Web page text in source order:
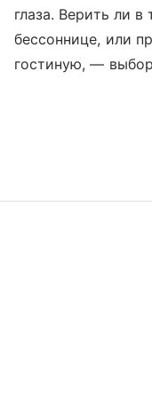
глаза. Верить ли
бессоннице, или
гостиную, —